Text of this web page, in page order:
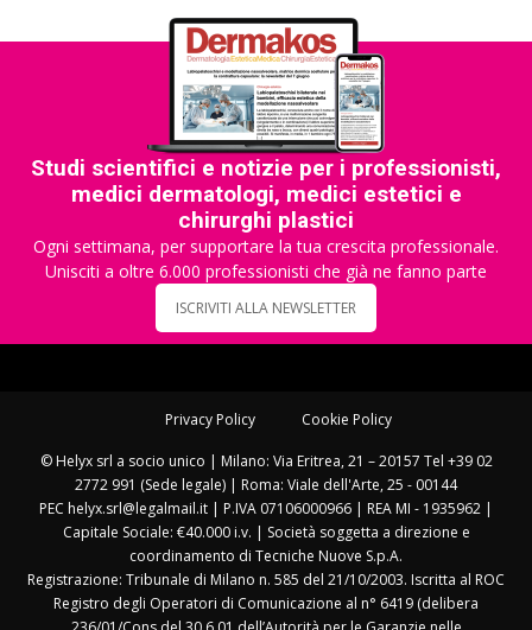
Studi scientifici e notizie per i professionisti,
medici dermatologi, medici estetici e
chirurghi plastici
Ogni settimana, per supportare la tua crescita professionale.
Unisciti a oltre 6.000 professionisti che già ne fanno parte
ISCRIVITI ALLA NEWSLETTER
Privacy Policy Cookie Policy
© Helyx srl a socio unico | Milano: Via Eritrea, 21 – 20157 Tel +39 02
2772 991 (Sede legale) | Roma: Viale dell'Arte, 25 - 00144
PEC helyx.srl@legalmail.it | P.IVA 07106000966 | REA MI - 1935962 |
Capitale Sociale: €40.000 i.v. | Società soggetta a direzione e
coordinamento di Tecniche Nuove S.p.A.
Registrazione: Tribunale di Milano n. 585 del 21/10/2003. Iscritta al ROC
Registro degli Operatori di Comunicazione al n° 6419 (delibera